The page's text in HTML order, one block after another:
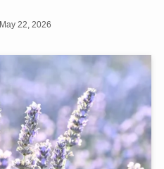
May 22, 2026